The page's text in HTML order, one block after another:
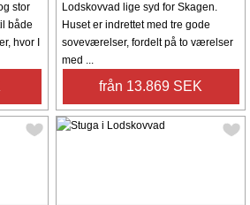
stor
både
hvor I
Lodskovvad lige syd for Skagen.
Huset er indrettet med tre gode
soveværelser, fordelt på to værelser
med ...
från 13.869 SEK